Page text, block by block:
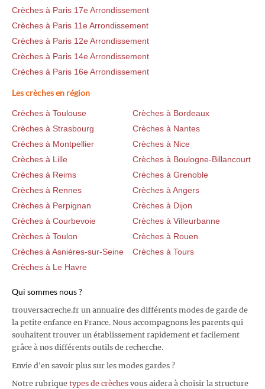
Crèches à Paris 17e Arrondissement
Crèches à Paris 11e Arrondissement
Crèches à Paris 12e Arrondissement
Crèches à Paris 14e Arrondissement
Crèches à Paris 16e Arrondissement
Les crèches en région
Crèches à Toulouse
Crèches à Bordeaux
Crèches à Strasbourg
Crèches à Nantes
Crèches à Montpellier
Crèches à Nice
Crèches à Lille
Crèches à Boulogne-Billancourt
Crèches à Reims
Crèches à Grenoble
Crèches à Rennes
Crèches à Angers
Crèches à Perpignan
Crèches à Dijon
Crèches à Courbevoie
Crèches à Villeurbanne
Crèches à Toulon
Crèches à Rouen
Crèches à Asnières-sur-Seine
Crèches à Tours
Crèches à Le Havre
Qui sommes nous ?
trouversacreche.fr un annuaire des différents modes de garde de
la petite enfance en France. Nous accompagnons les parents qui
souhaitent trouver un établissement rapidement et facilement
grâce à nos différents outils de recherche.
Envie d'en savoir plus sur les modes gardes ?
Notre rubrique types de crèches vous aidera à choisir la structure